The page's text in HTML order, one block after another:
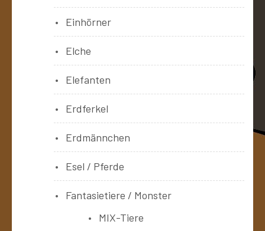
Einhörner
Elche
Elefanten
Erdferkel
Erdmännchen
Esel / Pferde
Fantasietiere / Monster
MIX-Tiere